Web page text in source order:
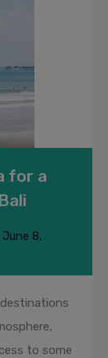
for a
June 8,
to some